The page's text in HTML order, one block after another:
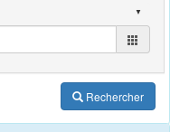
Rechercher